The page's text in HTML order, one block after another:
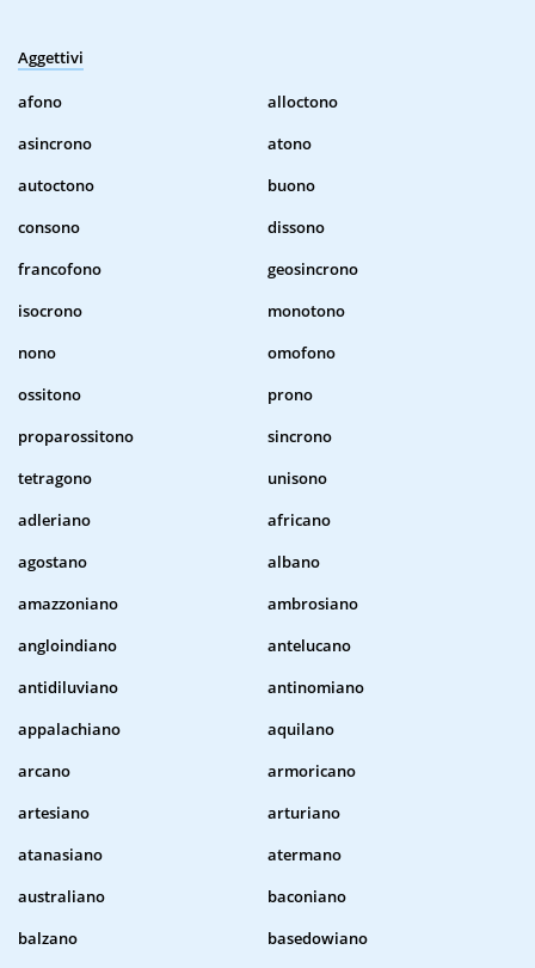
Aggettivi
afono
alloctono
asincrono
atono
autoctono
buono
consono
dissono
francofono
geosincrono
isocrono
monotono
nono
omofono
ossitono
prono
proparossitono
sincrono
tetragono
unisono
adleriano
africano
agostano
albano
amazzoniano
ambrosiano
angloindiano
antelucano
antidiluviano
antinomiano
appalachiano
aquilano
arcano
armoricano
artesiano
arturiano
atanasiano
atermano
australiano
baconiano
balzano
basedowiano